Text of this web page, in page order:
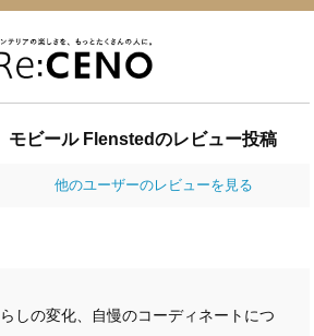
モビール Flenstedのレビュー投稿
他のユーザーのレビューを見る
しの変化、自慢のコーディネートにつ